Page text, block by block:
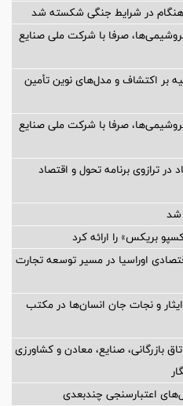
هنگام در شرایط جنگی شکسته شد
صرفا با شرکت ملی صنایع
بر اکتشاف و مدل‌های نوین تأمین
صرفا با شرکت ملی صنایع
ترازوی برنامه تحول و اقتصاد
شد
بریکس» را ارائه کرد
اوراسیا در مسیر توسعه تجارت
و نجات جان انسان‌ها در مکتب
بازرگانی، صنایع، معادن و کشاورزی
اعتبارسنجی چندبعدی